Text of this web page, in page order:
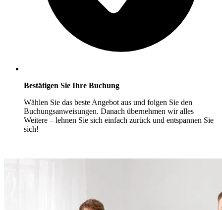
Bestätigen Sie Ihre Buchung
Wählen Sie das beste Angebot aus und folgen Sie den
Buchungsanweisungen. Danach übernehmen wir alles
Weitere – lehnen Sie sich einfach zurück und entspannen Sie
sich!